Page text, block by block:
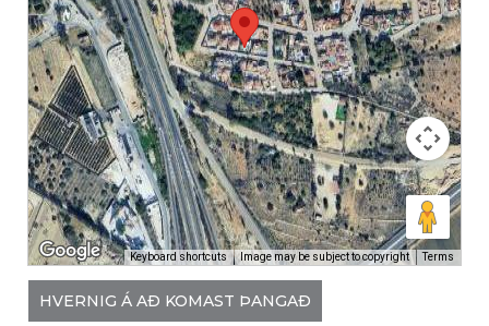
Keyboard shortcuts Image may be subject to copyright Terms
HVERNIG Á AÐ KOMAST ÞANGAÐ